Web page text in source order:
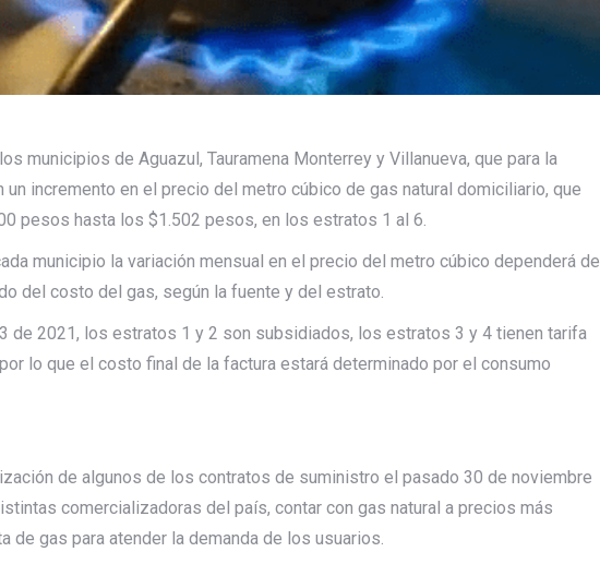
municipios de Aguazul, Tauramena Monterrey y Villanueva, que para la
incremento en el precio del metro cúbico de gas natural domiciliario, que
pesos hasta los $1.502 pesos, en los estratos 1 al 6.
municipio la variación mensual en el precio del metro cúbico dependerá de
del costo del gas, según la fuente y del estrato.
de 2021, los estratos 1 y 2 son subsidiados, los estratos 3 y 4 tienen tarifa
lo que el costo final de la factura estará determinado por el consumo
de algunos de los contratos de suministro el pasado 30 de noviembre
comercializadoras del país, contar con gas natural a precios más
gas para atender la demanda de los usuarios.